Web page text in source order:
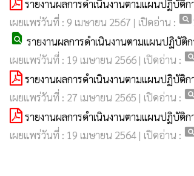
รายงานผลการดำเนินงานตามแผนปฏิบัติ
เผยแพร่วันที่ : 9 เมษายน 2567 | เปิดอ่าน : pageview
find_in_page รายงานผลการดำเนินงานตามแผนปฏิบัติ
เผยแพร่วันที่ : 19 เมษายน 2566 | เปิดอ่าน :
รายงานผลการดำเนินงานตามแผนปฏิบัติ
เผยแพร่วันที่ : 27 เมษายน 2565 | เปิดอ่าน :
รายงานผลการดำเนินงานตามแผนปฏิบัติ
เผยแพร่วันที่ : 19 เมษายน 2564 | เปิดอ่าน :